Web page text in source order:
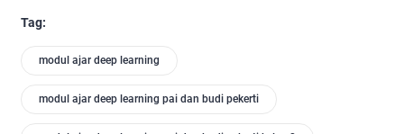
Tag:
modul ajar deep learning
modul ajar deep learning pai dan budi pekerti